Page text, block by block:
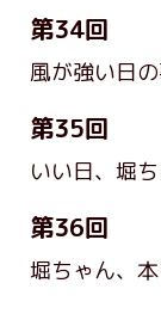
第34回
風が強い日
第35回
いい日、堀
第36回
堀ちゃん、